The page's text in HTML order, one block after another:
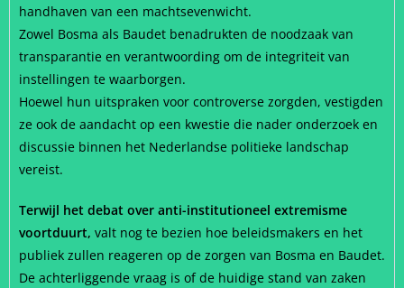
handhaven van een machtsevenwicht.
Zowel Bosma als Baudet benadrukten de noodzaak van
transparantie en verantwoording om de integriteit van
instellingen te waarborgen.
Hoewel hun uitspraken voor controverse zorgden, vestigden
ze ook de aandacht op een kwestie die nader onderzoek en
discussie binnen het Nederlandse politieke landschap
vereist.
Terwijl het debat over anti-institutioneel extremisme
voortduurt, valt nog te bezien hoe beleidsmakers en het
publiek zullen reageren op de zorgen van Bosma en Baudet.
De achterliggende vraag is of de huidige stand van zaken